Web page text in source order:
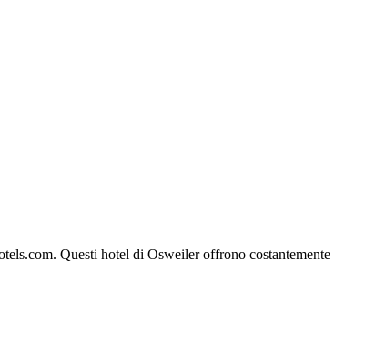
Questi hotel di Osweiler offrono costantemente